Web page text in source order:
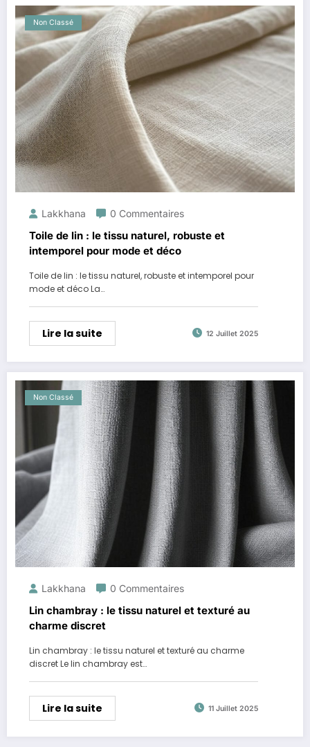
Non Classé
Lakkhana 0 Commentaires
Toile de lin : le tissu naturel, robuste et
intemporel pour mode et déco
Toile de lin : le tissu naturel, robuste et intemporel pour
mode et déco La…
Lire la suite 12 Juillet 2025
Non Classé
Lakkhana 0 Commentaires
Lin chambray : le tissu naturel et texturé au
charme discret
Lin chambray : le tissu naturel et texturé au charme
discret Le lin chambray est…
Lire la suite 11 Juillet 2025